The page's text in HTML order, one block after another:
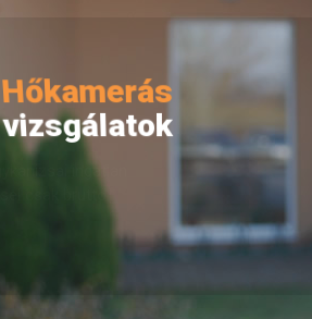
Hőkamerás
vizsgálatok
2
esetében helyszíni kiértékeléssel csak bruttó